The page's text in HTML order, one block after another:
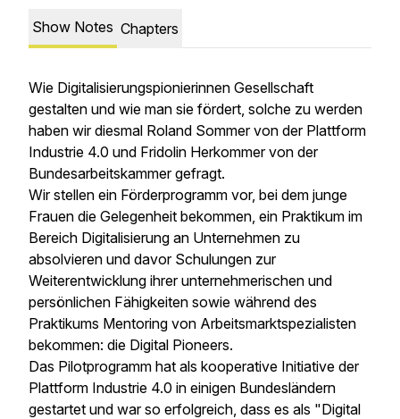
Show Notes Chapters
Wie Digitalisierungspionierinnen Gesellschaft
gestalten und wie man sie fördert, solche zu werden
haben wir diesmal Roland Sommer von der Plattform
Industrie 4.0 und Fridolin Herkommer von der
Bundesarbeitskammer gefragt.
Wir stellen ein Förderprogramm vor, bei dem junge
Frauen die Gelegenheit bekommen, ein Praktikum im
Bereich Digitalisierung an Unternehmen zu
absolvieren und davor Schulungen zur
Weiterentwicklung ihrer unternehmerischen und
persönlichen Fähigkeiten sowie während des
Praktikums Mentoring von Arbeitsmarktspezialisten
bekommen: die Digital Pioneers.
Das Pilotprogramm hat als kooperative Initiative der
Plattform Industrie 4.0 in einigen Bundesländern
gestartet und war so erfolgreich, dass es als "Digital